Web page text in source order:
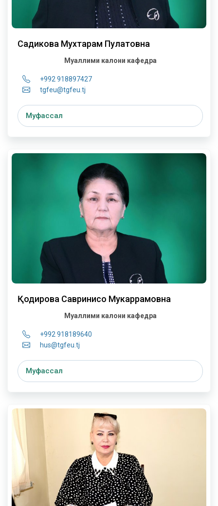
Садикова Мухтарам Пулатовна
Муаллими калони кафедра
+992 918897427
tgfeu@tgfeu.tj
Муфассал
Қодирова Савринисо Мукаррамовна
Муаллими калони кафедра
+992 918189640
hus@tgfeu.tj
Муфассал